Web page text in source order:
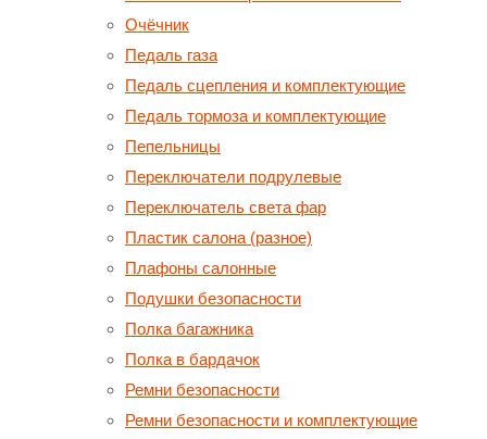
Очёчник
Педаль газа
Педаль сцепления и комплектующие
Педаль тормоза и комплектующие
Пепельницы
Переключатели подрулевые
Переключатель света фар
Пластик салона (разное)
Плафоны салонные
Подушки безопасности
Полка багажника
Полка в бардачок
Ремни безопасности
Ремни безопасности и комплектующие